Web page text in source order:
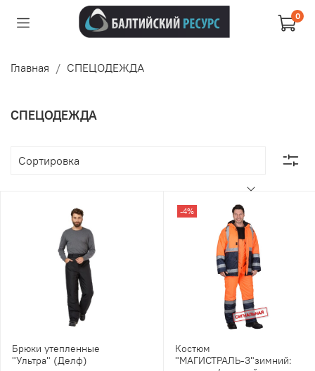
0
Главная СПЕЦОДЕЖДА
СПЕЦОДЕЖДА
Брюки утепленные
"Ультра" (Делф)
-4%
Костюм
"МАГИСТРАЛЬ-3"зимний: